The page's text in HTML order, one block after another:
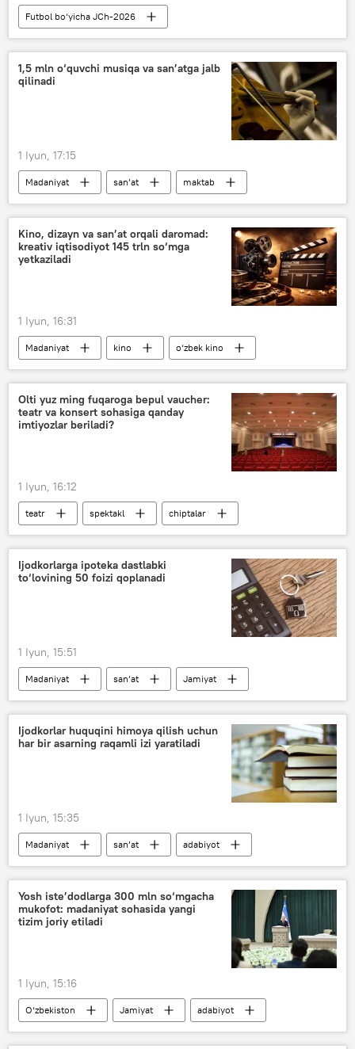
Futbol bo‘yicha JCh-2026
jahon chempionati
futbol
Sport
Infografika
O‘zbekiston
1,5 mln o‘quvchi musiqa va san’atga jalb
qilinadi
1 Iyun, 17:15
Madaniyat san’at
maktab
ta’lim
kino
Madaniyat vazirligi
O‘zbekiston
Shavkat Mirziyoyev
Kino, dizayn va san’at orqali daromad:
kreativ iqtisodiyot 145 trln so‘mga
yetkaziladi
1 Iyun, 16:31
Madaniyat kino
o‘zbek kino
film
Iqtisod
ko‘rgazma
Shavkat Mirziyoyev
Olti yuz ming fuqaroga bepul vaucher:
teatr va konsert sohasiga qanday
imtiyozlar beriladi?
1 Iyun, 16:12
teatr spektakl
chiptalar
Madaniyat
san’at
O‘zbekiston
Jamiyat
Ijodkorlarga ipoteka dastlabki
to‘lovining 50 foizi qoplanadi
1 Iyun, 15:51
Madaniyat san’at
Jamiyat
O‘zbekiston
Shavkat Mirziyoyev
qo‘shiq va raqs ansambli
Yangi Toshkent
Ijodkorlar huquqini himoya qilish uchun
har bir asarning raqamli izi yaratiladi
1 Iyun, 15:35
Madaniyat san’at
adabiyot
mualliflik huquqi
kitob
O‘zbekiston
Shavkat Mirziyoyev
Yosh iste’dodlarga 300 mln so‘mgacha
mukofot: madaniyat sohasida yangi
tizim joriy etiladi
1 Iyun, 15:16
O‘zbekiston Jamiyat
adabiyot
ijodiy tanlov
festival